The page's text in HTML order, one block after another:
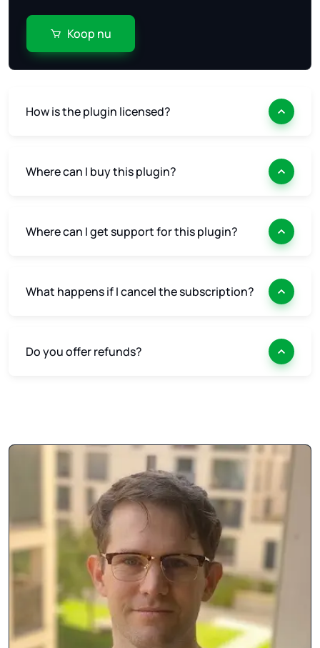
Koop nu
How is the plugin licensed?
Where can I buy this plugin?
Where can I get support for this plugin?
What happens if I cancel the subscription?
Do you offer refunds?